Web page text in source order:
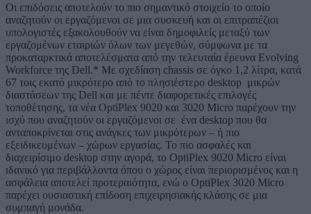
Οι επιδόσεις αποτελούν το πιο σημαντικό στοιχείο το οποίο
αναζητούν οι εργαζόμενοι σε μια συσκευή και οι επιτραπέζιοι
υπολογιστές εξακολουθούν να είναι δημοφιλείς μεταξύ των
εργαζομένων εταιριών όλων των μεγεθών, σύμφωνα με τα
προκαταρκτικά αποτελέσματα από την τελευταία έρευνα Evolving
Workforce της Dell.* Με σχεδίαση chassis σε όγκο 1,2 λίτρα, κατά
67 τοις εκατό μικρότερo από το πλησιέστερο desktop μικρών
διαστάσεων της Dell και με πέντε διαφορετικές επιλογές
τοποθέτησης, τα νέα OptiPlex 9020 και 3020 Micro παρέχουν την
ισχύ που αναζητούν οι εργαζόμενοι σε ένα desktop που θα
ανταποκρίνεται στις ανάγκες των μικρότερων – ή πιο
εξειδικευμένων – χώρων εργασίας. Το πιο ασφαλές και
διαχειρίσιμο desktop στην αγορά, το OptiPlex 9020 Micro είναι
ιδανικό για περιβάλλοντα όπου ο χώρος είναι περιορισμένος και η
ασφάλεια αποτελεί προτεραιότητα, ενώ ο OptiPlex 3020 Micro
παρέχει ουσιαστική επίδοση επιχειρησιακής κλάσης σε μια
συμπαγή μονάδα.